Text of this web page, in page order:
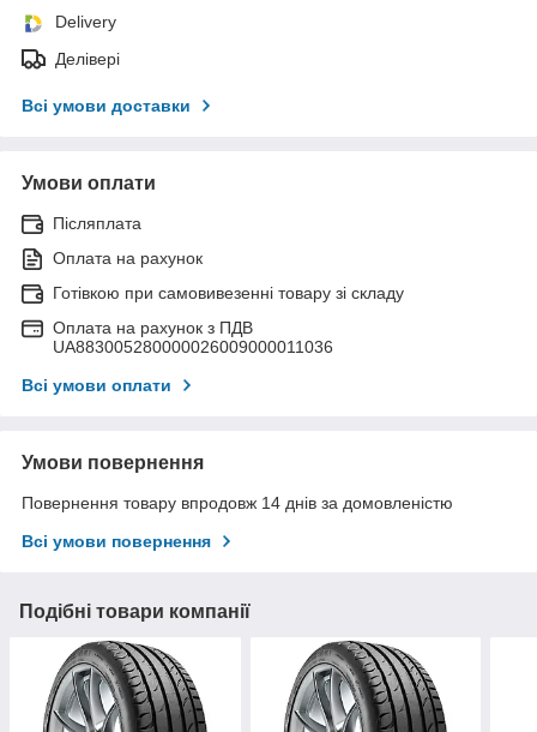
Delivery
Делівері
Всі умови доставки
Умови оплати
Післяплата
Оплата на рахунок
Готівкою при самовивезенні товару зі складу
Оплата на рахунок з ПДВ
UA883005280000026009000011036
Всі умови оплати
Умови повернення
Повернення товару впродовж 14 днів за домовленістю
Всі умови повернення
Подібні товари компанії